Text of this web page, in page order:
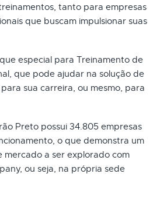
tanto para empresas
que buscam impulsionar suas
especial para Treinamento de
que pode ajudar na solução de
sua carreira, ou mesmo, para
Preto possui 34.805 empresas
o que demonstra um
a ser explorado com
ou seja, na própria sede